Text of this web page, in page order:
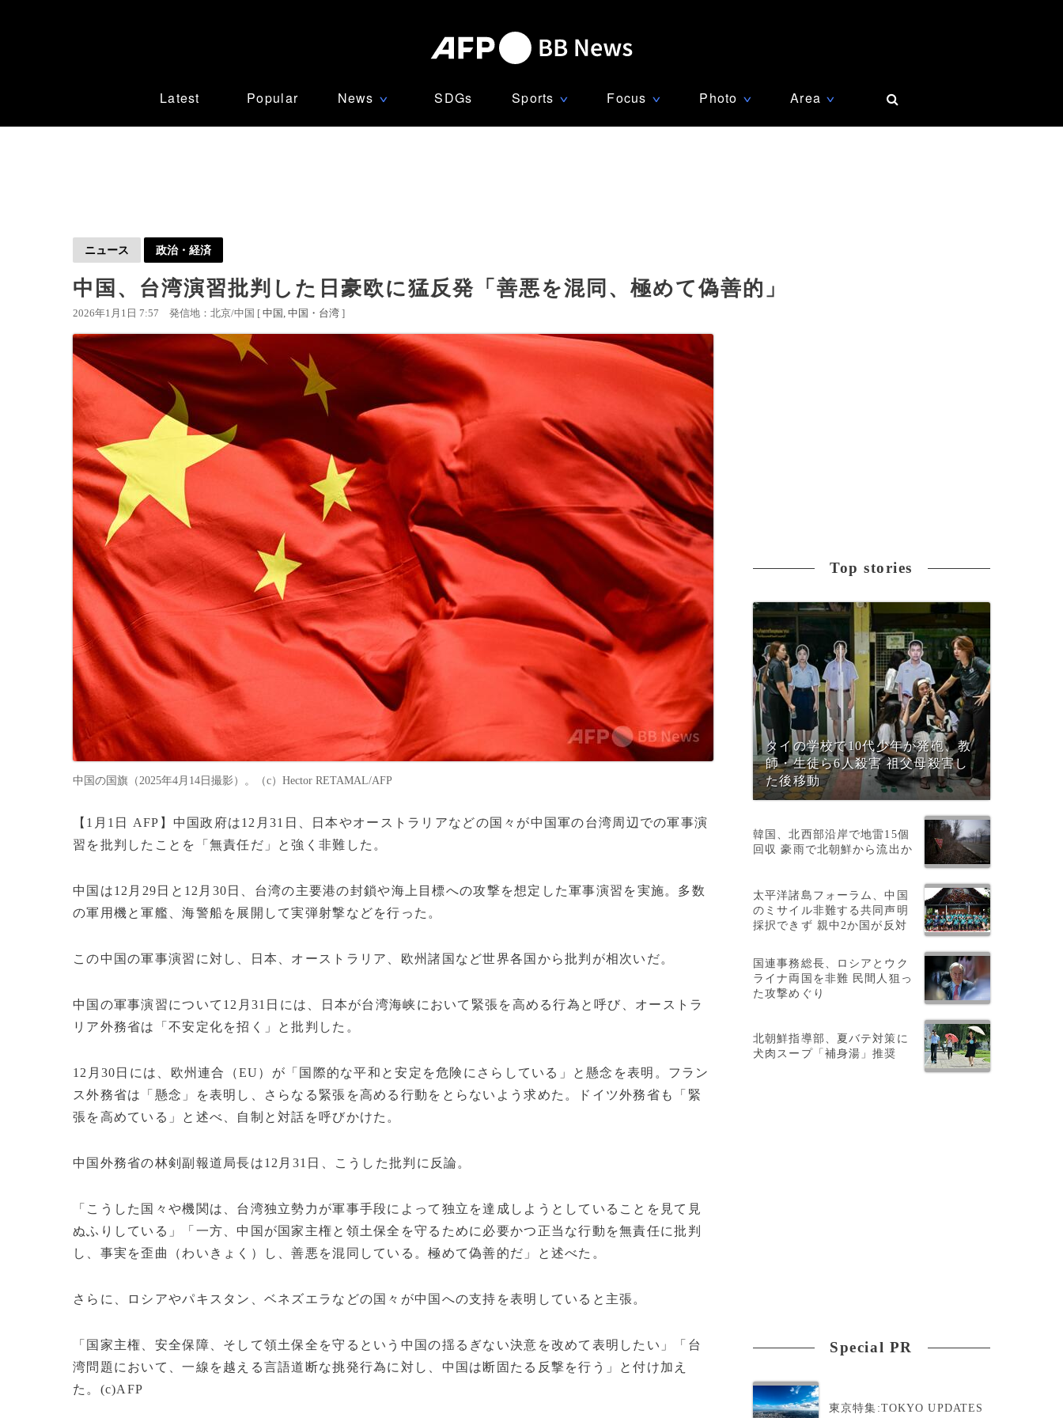
Latest Popular News ∨ SDGs Sports ∨ Focus ∨ Photo ∨ Area ∨
ニュース 政治・経済
中国、台湾演習批判した日豪欧に猛反発「善悪を混同、極めて偽善的」
2026年1月1日 7:57 発信地：北京/中国 [ 中国 中国・台湾 ]
中国の国旗（2025年4月14日撮影）。（c）Hector RETAMAL/AFP
【1月1日 AFP】中国政府は12月31日、日本やオーストラリアなどの国々が中国軍の台湾周辺での軍事演
習を批判したことを「無責任だ」と強く非難した。
中国は12月29日と12月30日、台湾の主要港の封鎖や海上目標への攻撃を想定した軍事演習を実施。多数
の軍用機と軍艦、海警船を展開して実弾射撃などを行った。
この中国の軍事演習に対し、日本、オーストラリア、欧州諸国など世界各国から批判が相次いだ。
中国の軍事演習について12月31日には、日本が台湾海峡において緊張を高める行為と呼び、オーストラ
リア外務省は「不安定化を招く」と批判した。
12月30日には、欧州連合（EU）が「国際的な平和と安定を危険にさらしている」と懸念を表明。フラン
ス外務省は「懸念」を表明し、さらなる緊張を高める行動をとらないよう求めた。ドイツ外務省も「緊
張を高めている」と述べ、自制と対話を呼びかけた。
中国外務省の林剣副報道局長は12月31日、こうした批判に反論。
「こうした国々や機関は、台湾独立勢力が軍事手段によって独立を達成しようとしていることを見て見
ぬふりしている」「一方、中国が国家主権と領土保全を守るために必要かつ正当な行動を無責任に批判
し、事実を歪曲（わいきょく）し、善悪を混同している。極めて偽善的だ」と述べた。
さらに、ロシアやパキスタン、ベネズエラなどの国々が中国への支持を表明していると主張。
「国家主権、安全保障、そして領土保全を守るという中国の揺るぎない決意を改めて表明したい」「台
湾問題において、一線を越える言語道断な挑発行為に対し、中国は断固たる反撃を行う」と付け加え
た。(c)AFP
Top stories
タイの学校で10代少年が発砲、教
師・生徒ら6人殺害 祖父母殺害し
た後移動
韓国、北西部沿岸で地雷15個
回収 豪雨で北朝鮮から流出か
太平洋諸島フォーラム、中国
のミサイル非難する共同声明
採択できず 親中2か国が反対
国連事務総長、ロシアとウク
ライナ両国を非難 民間人狙っ
た攻撃めぐり
北朝鮮指導部、夏バテ対策に
犬肉スープ「補身湯」推奨
Special PR
東京特集:TOKYO UPDATES